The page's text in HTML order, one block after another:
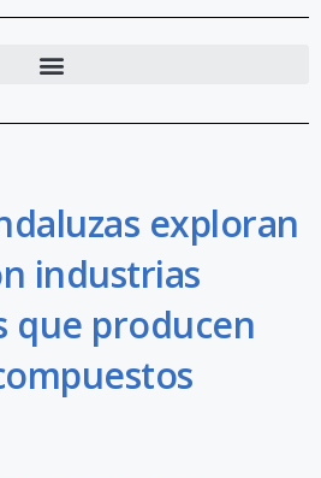
exploran
industrias
que producen